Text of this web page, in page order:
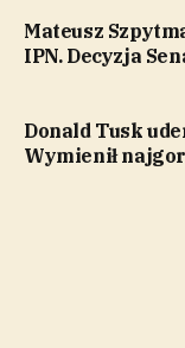
Mateusz
IPN. Decyzja
Donald Tusk
Wymienił